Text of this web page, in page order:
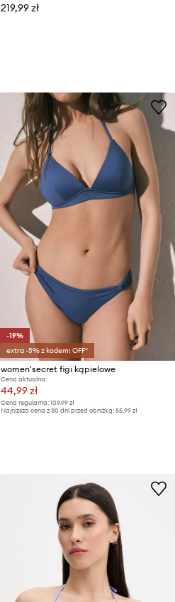
219,99 zł
-19%
extra -5% z kodem: OFF*
women'secret figi kąpielowe
Cena aktualna:
44,99 zł
Cena regularna: 109,99 zł
Najniższa cena z 30 dni przed obniżką: 55,99 zł